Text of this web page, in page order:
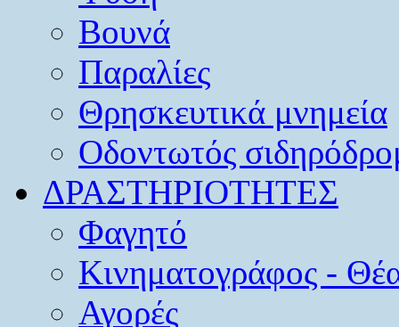
Βουνά
Παραλίες
Θρησκευτικά μνημεία
Οδοντωτός
ΔΡΑΣΤΗΡΙΟΤΗΤΕΣ
Φαγητό
Κινηματογράφος -
Αγορές